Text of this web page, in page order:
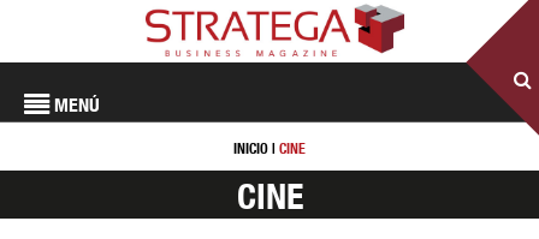
MENÚ
INICIO | CINE
CINE